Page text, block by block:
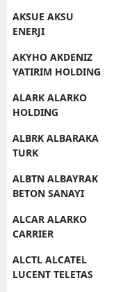
AKSUE AKSU
ENERJI
AKYHO AKDENIZ
YATIRIM HOLDING
ALARK ALARKO
HOLDING
ALBRK ALBARAKA
TURK
ALBTN ALBAYRAK
BETON SANAYI
ALCAR ALARKO
CARRIER
ALCTL ALCATEL
LUCENT TELETAS